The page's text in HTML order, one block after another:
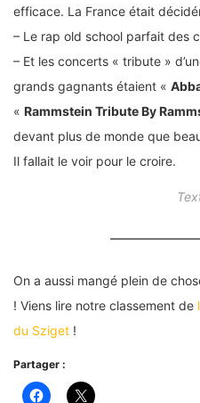
efficace. La France était
– Le rap old school parfait des
– Et les concerts « tribute »
grands gagnants étaient «
« Rammstein Tribute By
devant plus de monde que
Il fallait le voir pour le croire.
On a aussi mangé plein de
! Viens lire notre classement de
du Sziget !
Partager :